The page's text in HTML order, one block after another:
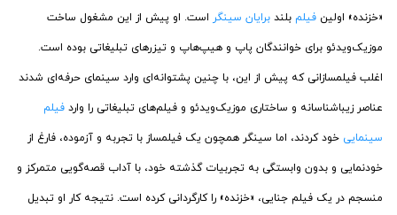
«خزنده» اولین فیلم بلند برایان سینگر است. او پیش از این مشغول ساخت
موزیک‌ویدئو برای خوانندگان پاپ و هیپ‌هاپ و تیزرهای تبلیغاتی بوده است.
اغلب فیلمسازانی که پیش از این، با چنین پشتوانه‌ای وارد سینمای حرفه‌ای شدند
عناصر زیباشناسانه و ساختاری موزیک‌ویدئو و فیلم‌های تبلیغاتی را وارد فیلم
سینمایی خود کردند، اما سینگر همچون یک فیلمساز با تجربه و آزموده، فارغ از
خودنمایی و بدون وابستگی به تجربیات گذشته خود، با آداب قصه‌گویی متمرکز و
منسجم در یک فیلم جنایی، «خزنده» را کارگردانی کرده است. نتیجه کار او تبدیل